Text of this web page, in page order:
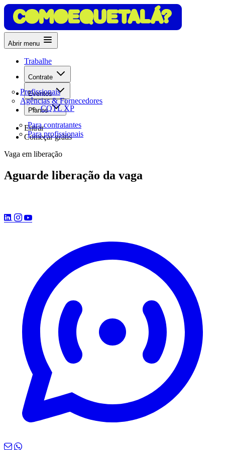
Abrir menu
Trabalhe
Contrate
Profissionais
Agências & Fornecedores
Eventos
CQTL XP
Planos
Para contratantes
Para profissionais
Entrar
Começar grátis
Vaga em liberação
Aguarde liberação da vaga